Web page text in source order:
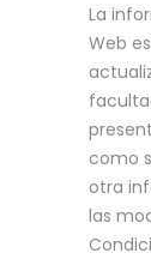
La
Web
como
otra
las